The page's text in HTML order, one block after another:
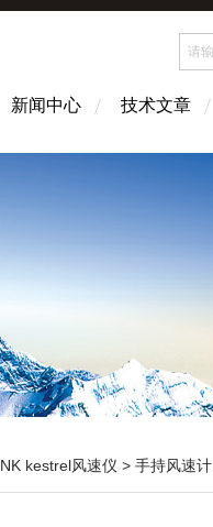
新闻中心 技术文章
NK kestrel风速仪 > 手持风速计